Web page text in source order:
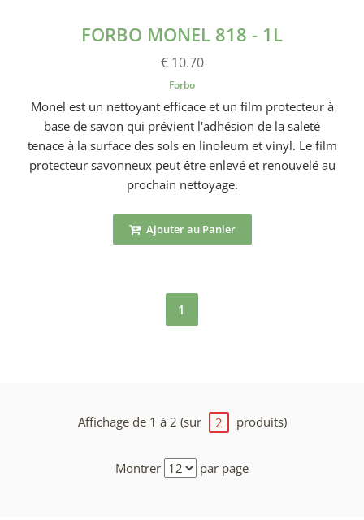
FORBO MONEL 818 - 1L
€ 10.70
Forbo
Monel est un nettoyant efficace et un film protecteur à
base de savon qui prévient l'adhésion de la saleté
tenace à la surface des sols en linoleum et vinyl. Le film
protecteur savonneux peut être enlevé et renouvelé au
prochain nettoyage.
Ajouter au Panier
1
Affichage de 1 à 2 (sur 2 produits)
Montrer par page